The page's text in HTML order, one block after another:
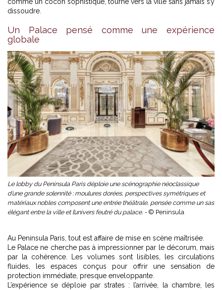
dissoudre.
Un Palace pensé comme une expérience
globale
Le lobby du Peninsula Paris déploie une scénographie néoclassique
d’une grande solennité : moulures dorées, perspectives symétriques et
matériaux nobles composent une entrée théâtrale, pensée comme un sas
élégant entre la ville et l’univers feutré du palace. - © Peninsula
Au Peninsula Paris, tout est affaire de mise en scène maîtrisée.
Le Palace ne cherche pas à impressionner par le décorum, mais
par la cohérence. Les volumes sont lisibles, les circulations
fluides, les espaces conçus pour offrir une sensation de
protection immédiate, presque enveloppante.
L’expérience se déploie par strates : l’arrivée, la chambre, les